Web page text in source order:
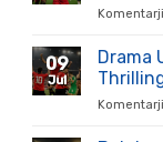
09
Jul
Drama